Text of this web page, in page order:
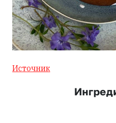
Источник